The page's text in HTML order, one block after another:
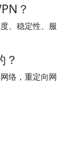
？
、稳定性、服
？
络，重定向网